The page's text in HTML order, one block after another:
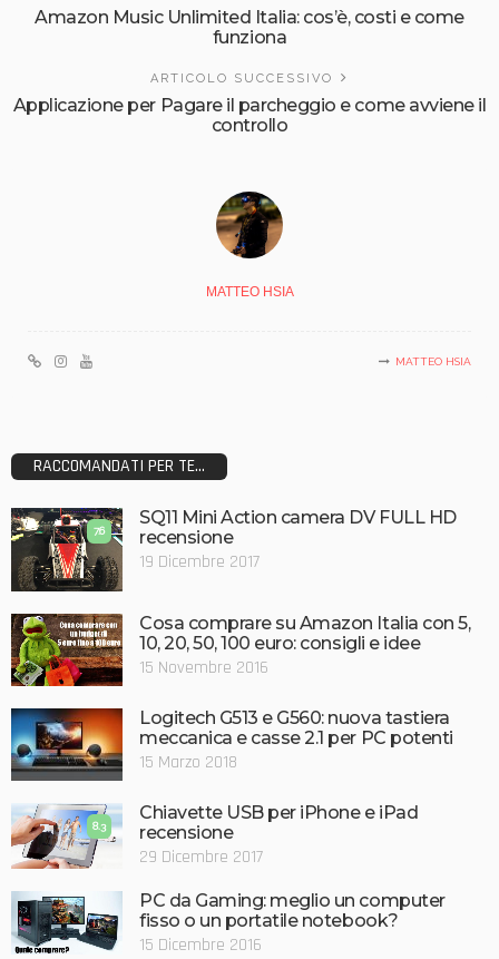
Amazon Music Unlimited Italia: cos’è, costi e come
funziona
ARTICOLO SUCCESSIVO
Applicazione per Pagare il parcheggio e come avviene il
controllo
MATTEO HSIA
MATTEO HSIA
RACCOMANDATI PER TE...
7.6
SQ11 Mini Action camera DV FULL HD
recensione
19 Dicembre 2017
Cosa comprare su Amazon Italia con 5,
10, 20, 50, 100 euro: consigli e idee
15 Novembre 2016
Logitech G513 e G560: nuova tastiera
meccanica e casse 2.1 per PC potenti
15 Marzo 2018
8.3
Chiavette USB per iPhone e iPad
recensione
29 Dicembre 2017
PC da Gaming: meglio un computer
fisso o un portatile notebook?
15 Dicembre 2016